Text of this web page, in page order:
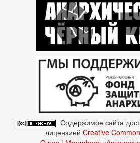
Содержимое сайта
лицензией Creative